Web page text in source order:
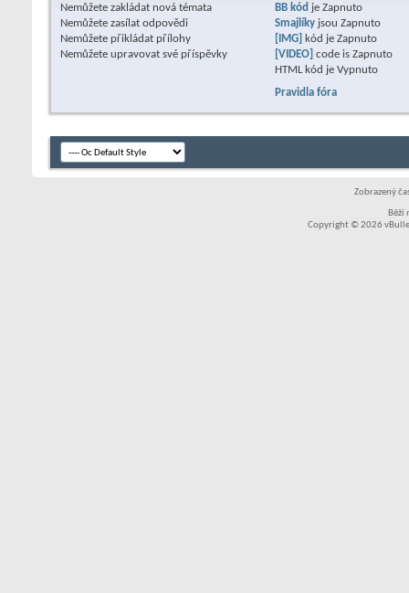
Nemůžete zakládat nová témata
Nemůžete zasílat odpovědi
Nemůžete přikládat přílohy
Nemůžete upravovat své příspěvky
BB kód je Zapnuto
Smajlíkyjsou Zapnuto
[IMG] kód je Zapnuto
[VIDEO] code is Zapnuto
HTML kód je Vypnuto
Pravidla fóra
Zobrazený
Běží
Copyright © 2026